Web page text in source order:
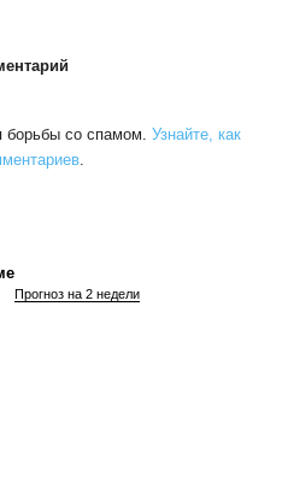
борьбы со спамом. Узнайте, как
Прогноз на 2 недели